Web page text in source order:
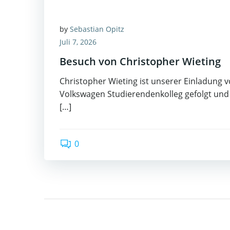
by Sebastian Opitz
Juli 7, 2026
Besuch von Christopher Wieting
Christopher Wieting ist unserer Einladung
Volkswagen Studierendenkolleg gefolgt
[…]
0